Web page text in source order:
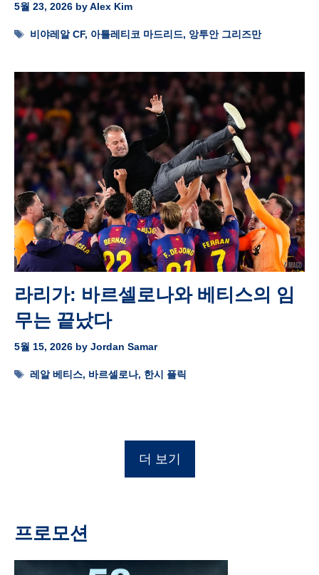
5월 23, 2026 byAlex Kim
Tags
비야레알 CF, 아틀레티코 마드리드, 앙투안 그리즈만
라리가: 바르셀로나와 베티스의 임
무는 끝났다
5월 15, 2026 by Jordan Samar
Tags
레알 베티스, 바르셀로나, 한시 플릭
더 보기
프로모션